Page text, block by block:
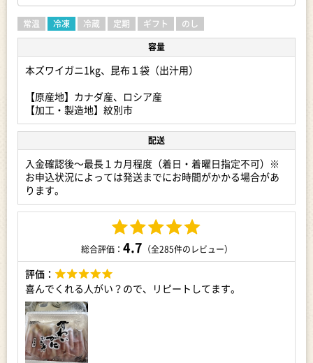
【賞味期限】
発送日から90日以上あるものをお送りします。
※但し家庭用冷蔵庫の場合は、開閉が多く品質が劣化する場合
がありますので到着後、1ヵ月以内で食べていただく事を推奨
しています。
※解凍後はその日のうちにお召し上がりください。
【地場産品に該当する理由】紋別市内で製造、加工を行うこと
により、相応の付加価値が生じているもの
■必ずお読みください■
※紋別市では、各お礼品ページに記載の「発送時期」を目安に
お礼品を発送しております。
※配送日、発送時期、配達曜日などのご要望はお受けできませ
ん。
※不在、転居、申込不備などによりお礼品が返品された場合、
再送対応はできません。
※長期ご不在期間がある場合、必ず「備考欄」にご記入くださ
(備考欄が無い場合は当日中に「f012190-mombetsu-
cs@mlosjapan.com」あてに不在日をご連絡ください。)
何卒、ご了承いただけますようお願い致します。
【関連ワード】
（株）本間水産 ふるさと納税 ふるさと 納税 特産品 地域の品 お
礼の品 もんべつ オホーツク 紋別市 北海道 1kg 1000g ズワイ ガ
ニ 蟹 カニ かにしゃぶ 鍋 カニ鍋 天ぷら グラタン ポーション グ
ルメ 海鮮食品 食品 冷凍 返礼品 故郷 納税 北海道 紋別市
常温 冷凍 冷蔵 定期 ギフト
のし
容量
本ズワイガニ1kg、昆布１袋（出汁用）
【原産地】カナダ産、ロシア産
【加工・製造地】紋別市
配送
入金確認後～最長１カ月程度（着日・着曜日指定不可）※
お申込状況によっては発送までにお時間がかかる場合があ
ります。
総合評価： 4.7 （全285件のレビュー）
評価：
喜んでくれる人がい？ので、リピートしてます。